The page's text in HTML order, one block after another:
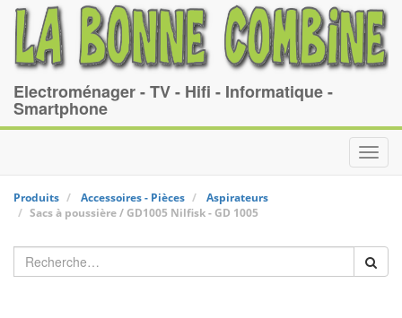
Electroménager - TV - Hifi - Informatique -
Smartphone
Produits Accessoires - Pièces
Aspirateurs
Sacs à poussière / GD1005 Nilfisk- GD 1005